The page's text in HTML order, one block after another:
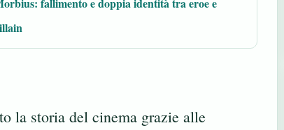
la storia del cinema grazie alle